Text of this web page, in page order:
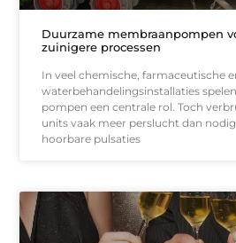
Duurzame membraanpompen
zuinigere processen
In veel chemische, farmaceutische
waterbehandelingsinstallaties
pompen een centrale rol. Toch
units vaak meer perslucht dan
hoorbare pulsaties